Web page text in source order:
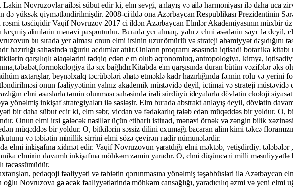
Novruzovlar ailəsi sübut edir ki, elm sevgi, anlayış və ailə harmoniyası ilə daha uca
yüksək qiymətləndirilmişdir. 2008-ci ildə ona Azərbaycan Respublikası Prezidentinin
təsdiqidir Vaqif Novruzov 2017 ci ildən Azərbaycan Elmlər Akademiyasının müxbir
alimlərin mənəvi pasportudur. Burada yer almaq, yalnız elmi əsərlərin sayı ilə deyil,
bu sırada yer alması onun elmi irsinin uzunömürlü və strateji əhəmiyyət
sahəsində uğurlu addımlar atılır.Onların proqramı əsasında iqtisadi botanika
qarşılıqlı əlaqələrini tədqiq edən elm olub aqronomluq, antropologiya, kimya,
ilə sıx bağlıdır.Kitabda elm qarşısında duran bütün vəzifələr əks
axtarışlar, beynəlxalq təcrübələri əhatə etməklə kadr hazırlığında fənnin rolu və yerini
onun fəaliyyətinin yalnız akademik müstəvidə deyil, ictimai və strateji
elmi əsaslarla təmin olunması sahəsində irəli sürdüyü ideyalarla dövlətin ekoloji
yönəlmiş inkişaf strategiyaları ilə səsləşir. Elm burada abstrakt anlayış deyil, dövlətin
bir daha sübut edir ki, elm səbr, vicdan və fədakarlıq tələb edən müqəddəs bir yoldur. O,
Onun elmi irsi gələcək nəsillər üçün etibarlı istinad, mənəvi örnək və zəngin bilik
müqəddəs bir yoldur. O, bitkilərin səssiz dilini oxumağı bacaran alim kimi təkcə
və təbiətin minillik sirrini elmi sözə çevirən nadir nümunələrdir.
elmi inkişafına xidmət edir. Vaqif Novruzovun yaratdığı elmi məktəb, yetişdirdiyi
elminin davamlı inkişafına möhkəm zəmin yaradır. O, elmi düşüncəni milli
təcəssümüdür.
pedaqoji fəaliyyəti və təbiətin qorunmasına yönəlmiş təşəbbüsləri ilə Azərbaycan
Novruzova gələcək fəaliyyətlərində möhkəm cansağlığı, yaradıcılıq əzmi və yeni elmi